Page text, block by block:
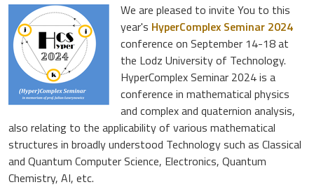
We are pleased to invite You to this
year's HyperComplex Seminar 2024
conference on September 14-18 at
the Lodz University of Technology.
HyperComplex Seminar 2024 is a
conference in mathematical physics
and complex and quaternion analysis,
also relating to the applicability of various mathematical
structures in broadly understood Technology such as Classical
and Quantum Computer Science, Electronics, Quantum
Chemistry, AI, etc.